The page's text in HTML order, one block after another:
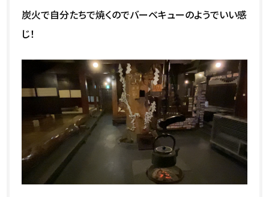
炭火で自分たちで焼くのでバーベキューのようでいい感
じ！